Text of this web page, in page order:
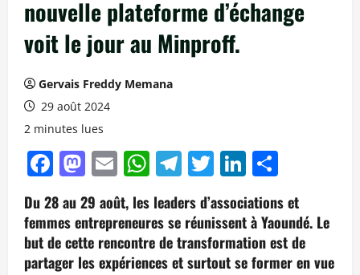
nouvelle plateforme d’échange
voit le jour au Minproff.
Gervais Freddy Memana
29 août 2024
2 minutes lues
Facebook
Mastodon
EmailWhatsApp
Telegram
TwitterLinkedIn
Du 28 au 29 août, les leaders d’associations et
femmes entrepreneures se réunissent à Yaoundé. Le
but de cette rencontre de transformation est de
partager les expériences et surtout se former en vue